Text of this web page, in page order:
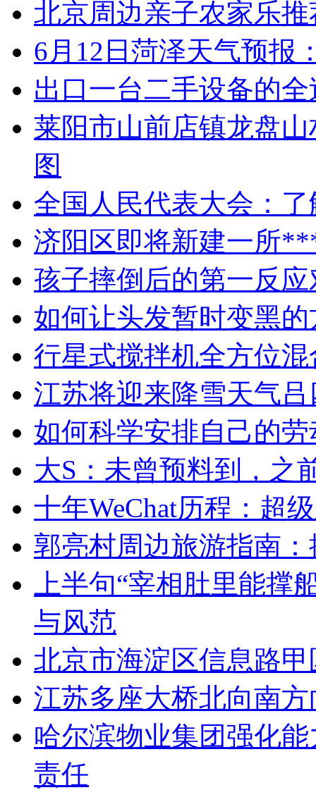
北京周边亲子农家乐
6月12日菏泽天气预报
出口一台二手设备的
莱阳市山前店镇龙盘
图
全国人民代表大会：
济阳区即将新建一所
孩子摔倒后的第一反
如何让头发暂时变黑的
行星式搅拌机全方位
江苏将迎来降雪天气
如何科学安排自己的
大S：未曾预料到，之
十年WeChat历程：超
郭亮村周边旅游指南
上半句“宰相肚里能撑
与风范
北京市海淀区信息路
江苏多座大桥北向南
哈尔滨物业集团强化
责任